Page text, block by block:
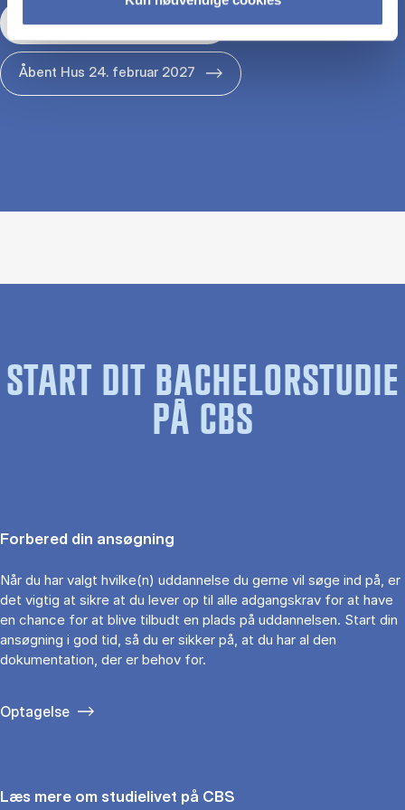
Åbent Hus 29. januar 2027
Åbent Hus 24. februar 2027
START DIT BACHELORSTUDIE
PÅ CBS
Forbered din ansøgning
Når du har valgt hvilke(n) uddannelse du gerne vil søge ind på, er
det vigtig at sikre at du lever op til alle adgangskrav for at have
en chance for at blive tilbudt en plads på uddannelsen. Start din
ansøgning i god tid, så du er sikker på, at du har al den
dokumentation, der er behov for.
Optagelse
Læs mere om studielivet på CBS